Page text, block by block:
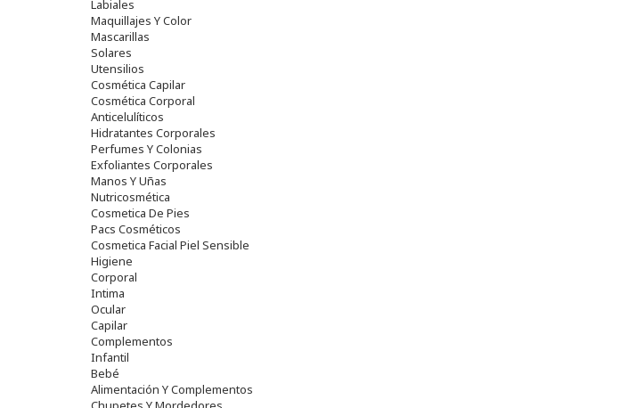
Labiales
Maquillajes Y Color
Mascarillas
Solares
Utensilios
Cosmética Capilar
Cosmética Corporal
Anticelulíticos
Hidratantes Corporales
Perfumes Y Colonias
Exfoliantes Corporales
Manos Y Uñas
Nutricosmética
Cosmetica De Pies
Pacs Cosméticos
Cosmetica Facial Piel Sensible
Higiene
Corporal
Intima
Ocular
Capilar
Complementos
Infantil
Bebé
Alimentación Y Complementos